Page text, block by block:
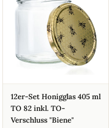
12er-Set Honigglas 405 ml
TO 82 inkl. TO-
Verschluss "Biene"